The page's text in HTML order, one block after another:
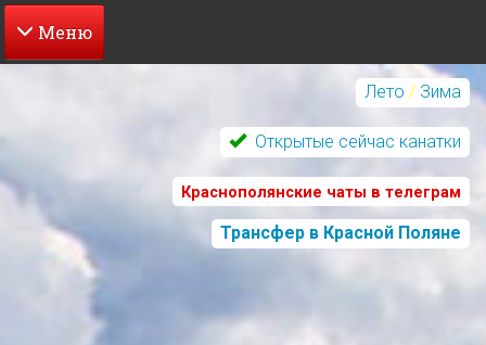
Перейти
содержанию
Лето / Зима
Открытые сейчас канатки
Краснополянские чаты в телеграм
Трансфер в Красной Поляне